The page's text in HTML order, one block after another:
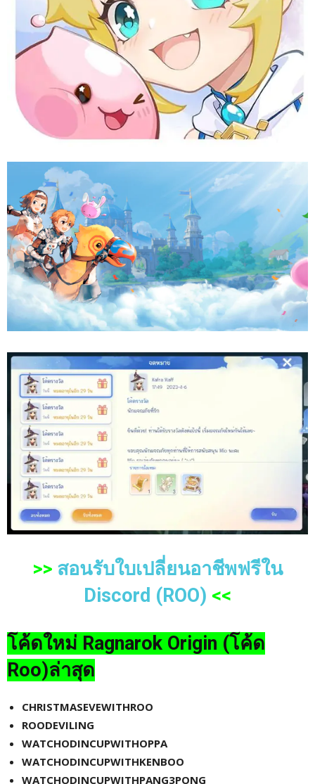
>> สอนรับใบเปลี่ยนอาชีพฟรีใน
Discord (ROO) <<
โค้ดใหม่ Ragnarok Origin (โค้ด
Roo)ล่าสุด
CHRISTMASEVEWITHROO
ROODEVILING
WATCHODINCUPWITHOPPA
WATCHODINCUPWITHKENBOO
WATCHODINCUPWITHPANG3PONG